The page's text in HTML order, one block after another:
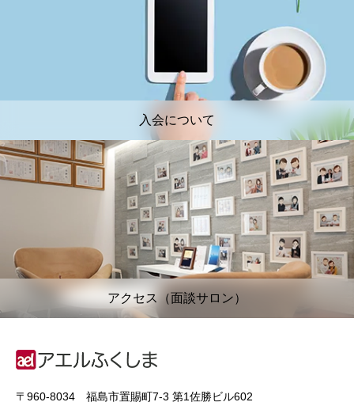
入会について
アクセス（面談サロン）
〒960-8034 福島市置賜町7-3 第1佐勝ビル602